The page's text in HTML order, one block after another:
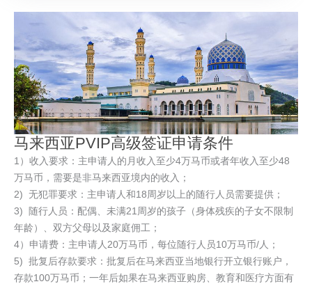
马来西亚PVIP高级签证申请条件
1）收入要求：主申请人的月收入至少4万马币或者年收入至少48
万马币，需要是非马来西亚境内的收入；
2) 无犯罪要求：主申请人和18周岁以上的随行人员需要提供；
3) 随行人员：配偶、未满21周岁的孩子（身体残疾的子女不限制
年龄）、双方父母以及家庭佣工；
4）申请费：主申请人20万马币，每位随行人员10万马币/人；
5) 批复后存款要求：批复后在马来西亚当地银行开立银行账户，
存款100万马币；一年后如果在马来西亚购房、教育和医疗方面有